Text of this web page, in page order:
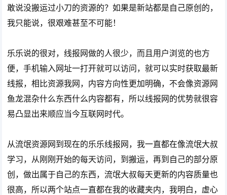
敢说没搬运过小刀的资源的？如果是新站都是自己原创的，
我只能说，很艰难甚至不可能！
乐乐说的很对，线报网做的人很少，而且用户浏览的也方
便，手机输入网址一打开就可以访问，就可以实时获取最新
线报，相比资源我网，内容方向性更加明确，不会像资源网
鱼龙混杂什么东西什么内容都有，所以线报网的优势就很容
易凸显出来顺应当今互联网时代。
从流氓资源网到现在的乐乐线报网，我一直都在像流氓大叔
学习，从刚刚开始的每天访问，到搬运，再到自己的部分原
创，做出属于自己的东西，流氓大叔每天更新的内容质量也
很高，所以两个站点一直都在我的收藏夹内，我明白，虚心